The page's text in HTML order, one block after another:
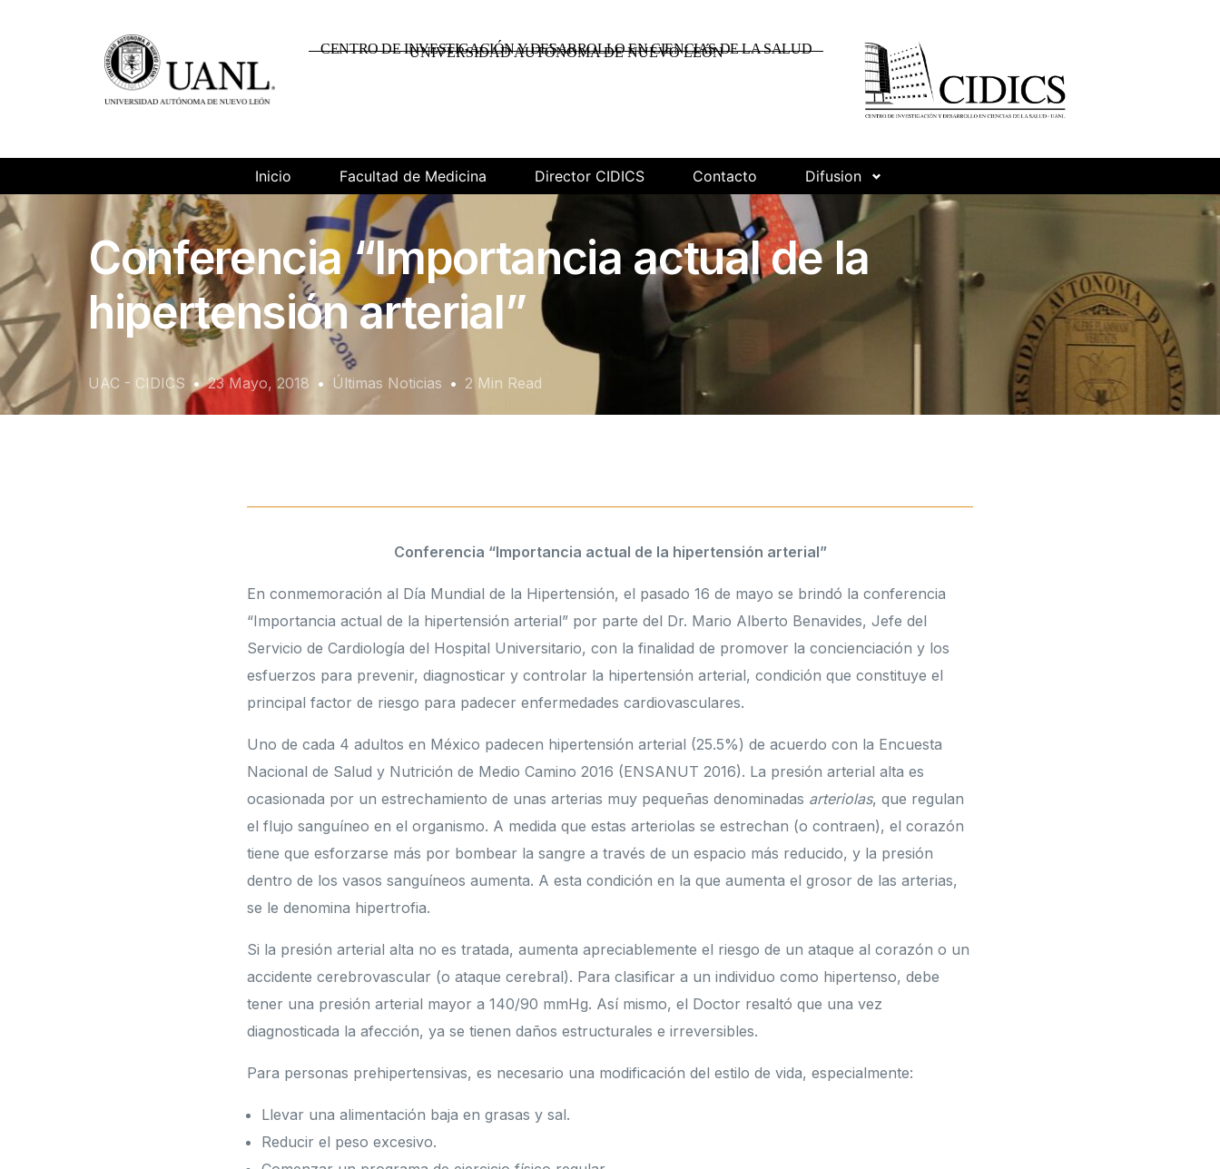
UNIVERSIDAD AUTÓNOMA DE NUEVO LEÓN
CENTRO DE INVESTIGACIÓN Y DESARROLLO EN CIENCIAS DE LA SALUD
Inicio Facultad de Medicina Director CIDICS Contacto Difusion
Conferencia “Importancia actual de la
hipertensión arterial”
UAC - CIDICS 23 Mayo, 2018 Últimas Noticias 2 Min Read
Conferencia “Importancia actual de la hipertensión arterial”
En conmemoración al Día Mundial de la Hipertensión, el pasado 16 de mayo se brindó la conferencia
“Importancia actual de la hipertensión arterial” por parte del Dr. Mario Alberto Benavides, Jefe del
Servicio de Cardiología del Hospital Universitario, con la finalidad de promover la concienciación y los
esfuerzos para prevenir, diagnosticar y controlar la hipertensión arterial, condición que constituye el
principal factor de riesgo para padecer enfermedades cardiovasculares.
Uno de cada 4 adultos en México padecen hipertensión arterial (25.5%) de acuerdo con la Encuesta
Nacional de Salud y Nutrición de Medio Camino 2016 (ENSANUT 2016). La presión arterial alta es
ocasionada por un estrechamiento de unas arterias muy pequeñas denominadas arteriolas, que regulan
el flujo sanguíneo en el organismo. A medida que estas arteriolas se estrechan (o contraen), el corazón
tiene que esforzarse más por bombear la sangre a través de un espacio más reducido, y la presión
dentro de los vasos sanguíneos aumenta. A esta condición en la que aumenta el grosor de las arterias,
se le denomina hipertrofia.
Si la presión arterial alta no es tratada, aumenta apreciablemente el riesgo de un ataque al corazón o un
accidente cerebrovascular (o ataque cerebral). Para clasificar a un individuo como hipertenso, debe
tener una presión arterial mayor a 140/90 mmHg. Así mismo, el Doctor resaltó que una vez
diagnosticada la afección, ya se tienen daños estructurales e irreversibles.
Para personas prehipertensivas, es necesario una modificación del estilo de vida, especialmente:
Llevar una alimentación baja en grasas y sal.
Reducir el peso excesivo.